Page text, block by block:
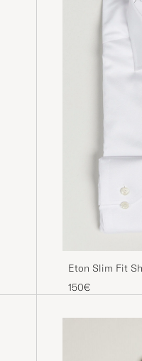
Eton Slim Fit
150€